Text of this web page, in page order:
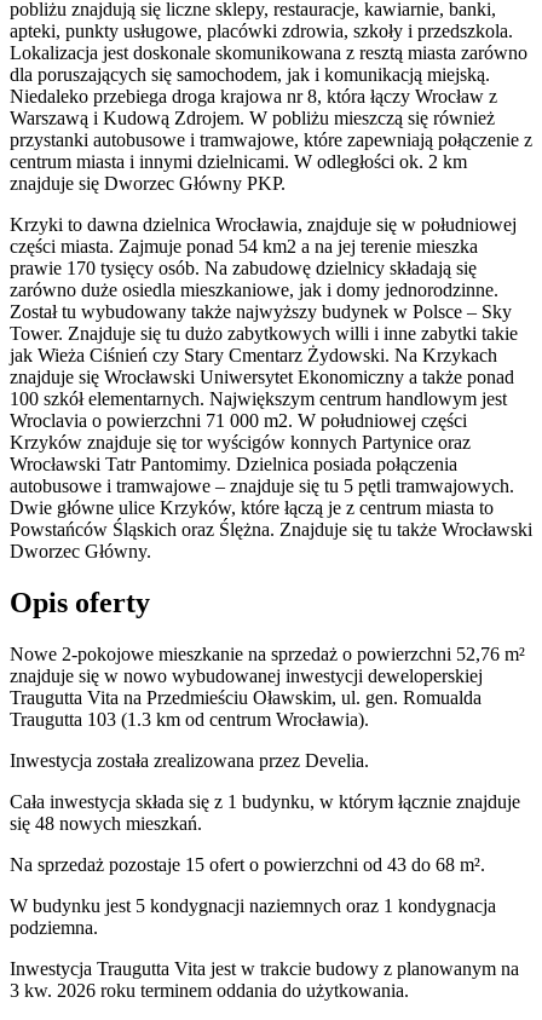
pobliżu znajdują się liczne sklepy, restauracje, kawiarnie, banki,
apteki, punkty usługowe, placówki zdrowia, szkoły i przedszkola.
Lokalizacja jest doskonale skomunikowana z resztą miasta zarówno
dla poruszających się samochodem, jak i komunikacją miejską.
Niedaleko przebiega droga krajowa nr 8, która łączy Wrocław z
Warszawą i Kudową Zdrojem. W pobliżu mieszczą się również
przystanki autobusowe i tramwajowe, które zapewniają połączenie z
centrum miasta i innymi dzielnicami. W odległości ok. 2 km
znajduje się Dworzec Główny PKP.
Krzyki to dawna dzielnica Wrocławia, znajduje się w południowej
części miasta. Zajmuje ponad 54 km2 a na jej terenie mieszka
prawie 170 tysięcy osób. Na zabudowę dzielnicy składają się
zarówno duże osiedla mieszkaniowe, jak i domy jednorodzinne.
Został tu wybudowany także najwyższy budynek w Polsce – Sky
Tower. Znajduje się tu dużo zabytkowych willi i inne zabytki takie
jak Wieża Ciśnień czy Stary Cmentarz Żydowski. Na Krzykach
znajduje się Wrocławski Uniwersytet Ekonomiczny a także ponad
100 szkół elementarnych. Największym centrum handlowym jest
Wroclavia o powierzchni 71 000 m2. W południowej części
Krzyków znajduje się tor wyścigów konnych Partynice oraz
Wrocławski Tatr Pantomimy. Dzielnica posiada połączenia
autobusowe i tramwajowe – znajduje się tu 5 pętli tramwajowych.
Dwie główne ulice Krzyków, które łączą je z centrum miasta to
Powstańców Śląskich oraz Ślężna. Znajduje się tu także Wrocławski
Dworzec Główny.
Opis oferty
Nowe 2-pokojowe mieszkanie na sprzedaż o powierzchni 52,76 m²
znajduje się w nowo wybudowanej inwestycji deweloperskiej
Traugutta Vita na Przedmieściu Oławskim, ul. gen. Romualda
Traugutta 103 (1.3 km od centrum Wrocławia).
Inwestycja została zrealizowana przez Develia.
Cała inwestycja składa się z 1 budynku, w którym łącznie znajduje
się 48 nowych mieszkań.
Na sprzedaż pozostaje 15 ofert o powierzchni od 43 do 68 m².
W budynku jest 5 kondygnacji naziemnych oraz 1 kondygnacja
podziemna.
Inwestycja Traugutta Vita jest w trakcie budowy z planowanym na
3 kw. 2026 roku terminem oddania do użytkowania.